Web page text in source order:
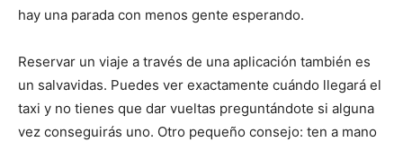
hay una parada con menos gente esperando.
Reservar un viaje a través de una aplicación también es
un salvavidas. Puedes ver exactamente cuándo llegará el
taxi y no tienes que dar vueltas preguntándote si alguna
vez conseguirás uno. Otro pequeño consejo: ten a mano